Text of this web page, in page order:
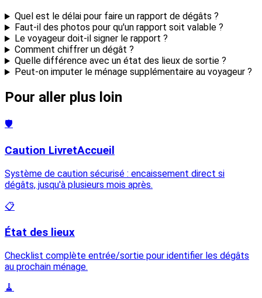
Quel est le délai pour faire un rapport de dégâts ?
Faut-il des photos pour qu'un rapport soit valable ?
Le voyageur doit-il signer le rapport ?
Comment chiffrer un dégât ?
Quelle différence avec un état des lieux de sortie ?
Peut-on imputer le ménage supplémentaire au voyageur ?
Pour aller plus loin
🛡️
Caution LivretAccueil
Système de caution sécurisé : encaissement direct si
dégâts, jusqu'à plusieurs mois après.
📋
État des lieux
Checklist complète entrée/sortie pour identifier les dégâts
au prochain ménage.
🧹